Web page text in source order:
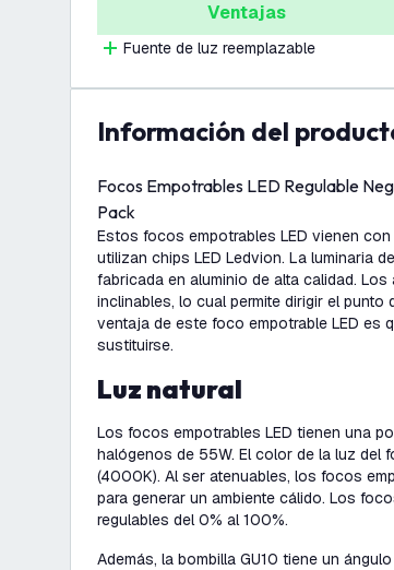
Ventajas
Fuente de luz reemplazable
información del
Focos Empotrables LED Regulable
Pack
Estos focos empotrables LED vienen
utilizan chips LED Ledvion. La luminaria
fabricada en aluminio de alta calidad.
inclinables, lo cual permite dirigir el punto
ventaja de este foco empotrable LED es
sustituirse.
Luz natural
Los focos empotrables LED tienen una
halógenos de 55W. El color de la luz del
(4000K). Al ser atenuables, los focos
para generar un ambiente cálido. Los
regulables del 0% al 100%.
Además, la bombilla GU10 tiene un